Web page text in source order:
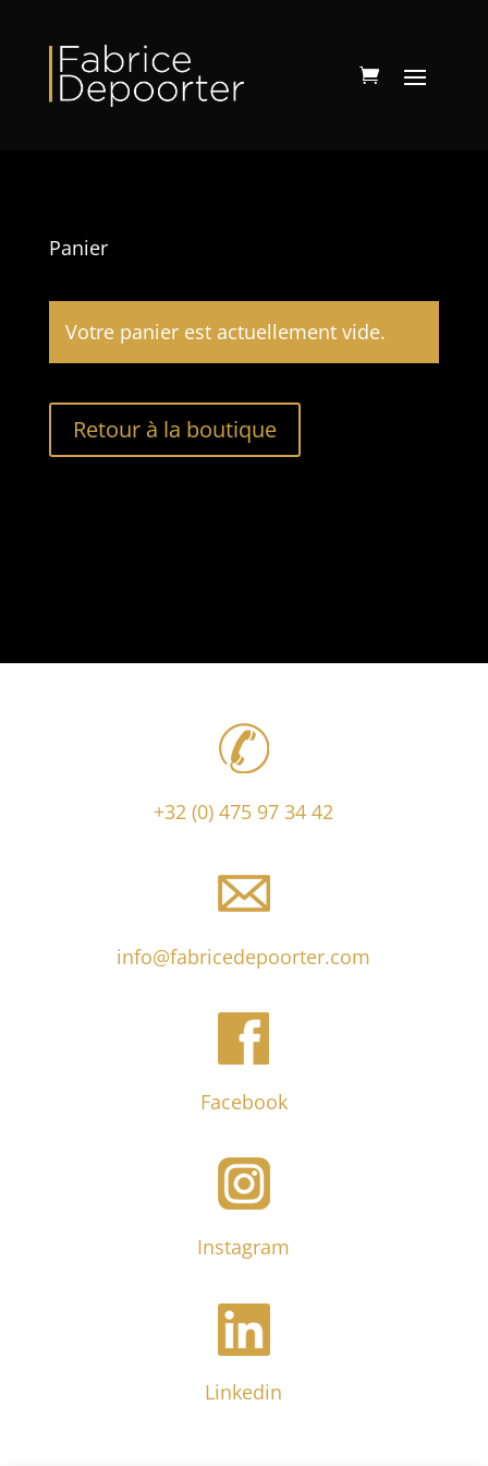
Panier
Votre panier est actuellement vide.
Retour à la boutique
+32 (0) 475 97 34 42
info@fabricedepoorter.com
Facebook
Instagram
Linkedin